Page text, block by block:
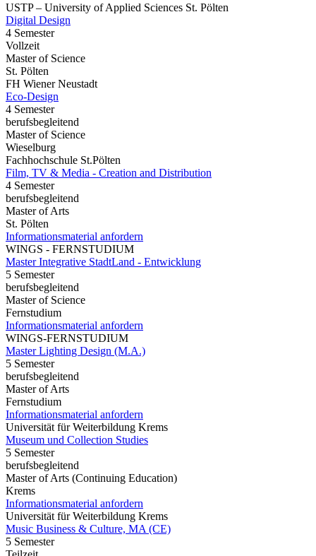
USTP – University of Applied Sciences St. Pölten
Digital Design
4 Semester
Vollzeit
Master of Science
St. Pölten
FH Wiener Neustadt
Eco-Design
4 Semester
berufsbegleitend
Master of Science
Wieselburg
Fachhochschule St.Pölten
Film, TV & Media - Creation and Distribution
4 Semester
berufsbegleitend
Master of Arts
St. Pölten
Informationsmaterial anfordern
WINGS - FERNSTUDIUM
Master Integrative StadtLand - Entwicklung
5 Semester
berufsbegleitend
Master of Science
Fernstudium
Informationsmaterial anfordern
WINGS-FERNSTUDIUM
Master Lighting Design (M.A.)
5 Semester
berufsbegleitend
Master of Arts
Fernstudium
Informationsmaterial anfordern
Universität für Weiterbildung Krems
Museum und Collection Studies
5 Semester
berufsbegleitend
Master of Arts (Continuing Education)
Krems
Informationsmaterial anfordern
Universität für Weiterbildung Krems
Music Business & Culture, MA (CE)
5 Semester